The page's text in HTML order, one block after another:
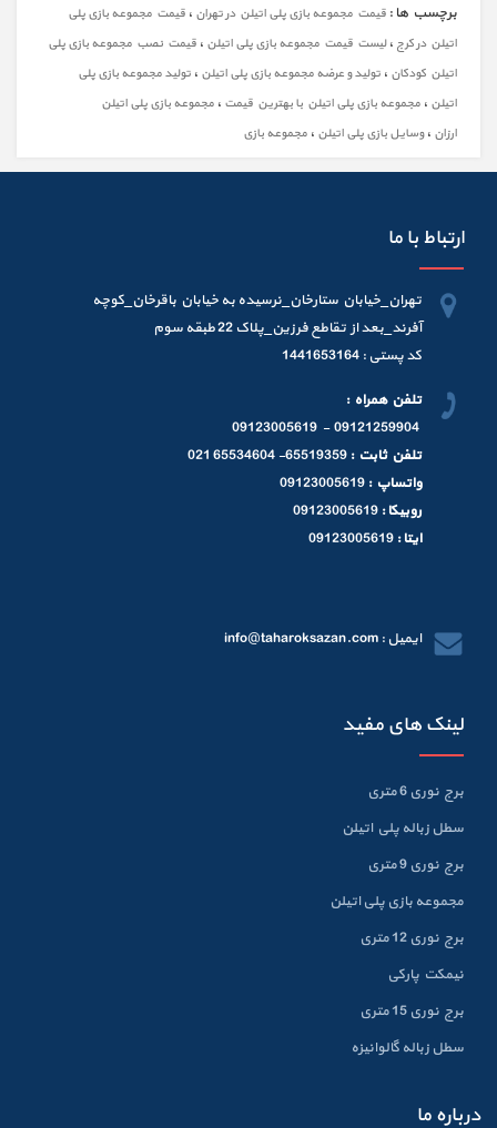
برچسب ها : قیمت مجموعه بازی پلی اتیلن در تهران ، قیمت مجموعه بازی پلی
اتیلن در کرج ،لیست قیمت مجموعه بازی پلی اتیلن ، قیمت نصب مجموعه بازی پلی
اتیلن کودکان ، تولید و عرضه مجموعه بازی پلی اتیلن ، تولید مجموعه بازی پلی
اتیلن ، مجموعه بازی پلی اتیلن با بهترین قیمت ، مجموعه بازی پلی اتیلن
ارزان ،وسایل بازی پلی اتیلن ، مجموعه بازی
ارتباط با ما
تهران_خیابان ستارخان_نرسیده به خیابان باقرخان_کوچه
آفرند_بعد از تقاطع فرزین_پلاک 22 طبقه سوم
کد پستی : 1441653164
تلفن همراه :
09121259904 - 09123005619
تلفن ثابت : 65519359- 65534604 021
واتساپ : 09123005619
روبیکا : 09123005619
ایتا : 09123005619
ایمیل : info@taharoksazan.com
لینک های مفید
برج نوری 6 متری
سطل زباله پلي اتيلن
برج نوری 9 متری
مجموعه بازی پلی اتیلن
برج نوری 12 متری
نیمکت پارکی
برج نوری 15 متری
سطل زباله گالوانيزه
درباره ما